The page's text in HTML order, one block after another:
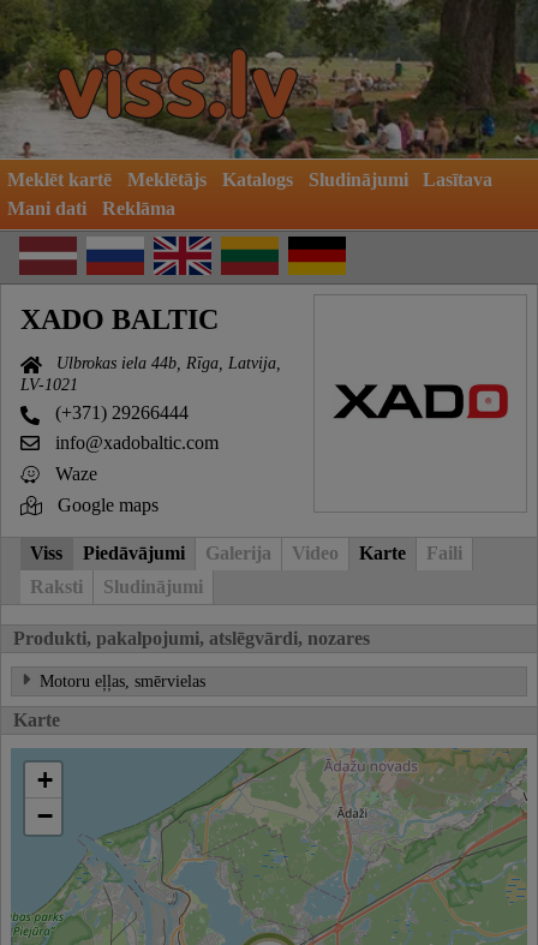
Meklēt kartē Meklētājs Katalogs Sludinājumi
Lasītava
Mani dati
Reklāma
XADO BALTIC
Ulbrokas iela 44b, Rīga, Latvija,
LV-1021
(+371) 29266444
info@xadobaltic.com
Waze
Google maps
Viss Piedāvājumi Galerija Video Karte
Faili
Raksti
Sludinājumi
Produkti, pakalpojumi, atslēgvārdi, nozares
Motoru eļļas, smērvielas
Karte
+
−